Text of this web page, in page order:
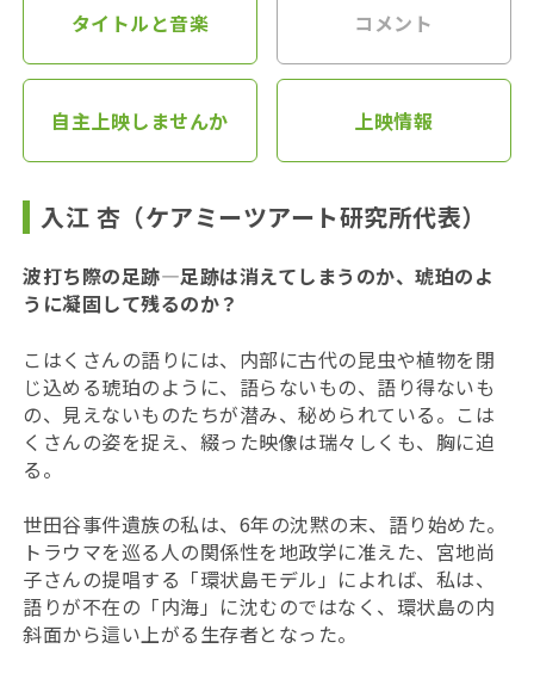
タイトルと音楽 コメント
自主上映しませんか 上映情報
入江 杏（ケアミーツアート研究所代表）
波打ち際の足跡—足跡は消えてしまうのか、琥珀のよ
うに凝固して残るのか？
こはくさんの語りには、内部に古代の昆虫や植物を閉
じ込める琥珀のように、語らないもの、語り得ないも
の、見えないものたちが潜み、秘められている。こは
くさんの姿を捉え、綴った映像は瑞々しくも、胸に迫
る。
世田谷事件遺族の私は、6年の沈黙の末、語り始めた。
トラウマを巡る人の関係性を地政学に准えた、宮地尚
子さんの提唱する「環状島モデル」によれば、私は、
語りが不在の「内海」に沈むのではなく、環状島の内
斜面から這い上がる生存者となった。